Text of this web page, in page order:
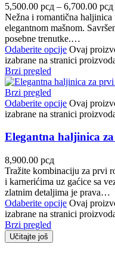
5,500.00 рсд – 6,700.00 рсд
Nežna i romantična
elegantnom mašnom.
posebne trenutke.…
Odaberite opcije Ovaj
izabrane na stranici
Brzi pregled
Brzi pregled
Odaberite opcije Ovaj
izabrane na stranici
Elegantna haljinica
8,900.00 рсд
Tražite kombinaciju za prvi
i karnerićima uz gaćice sa
zlatnim detaljima je prava…
Odaberite opcije Ovaj
izabrane na stranici
Brzi pregled
Učitajte još